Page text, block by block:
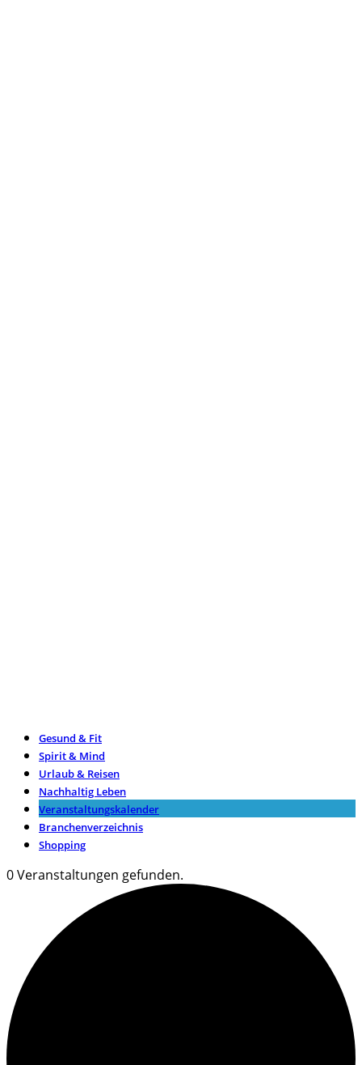
Gesund & Fit
Spirit & Mind
Urlaub & Reisen
Nachhaltig Leben
Veranstaltungskalender
Branchenverzeichnis
Shopping
0 Veranstaltungen gefunden.